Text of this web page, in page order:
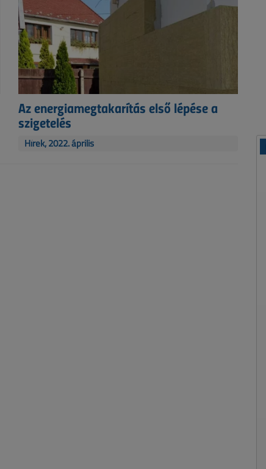
Az energiamegtakarítás első lépése a
szigetelés
Hírek, 2022. április